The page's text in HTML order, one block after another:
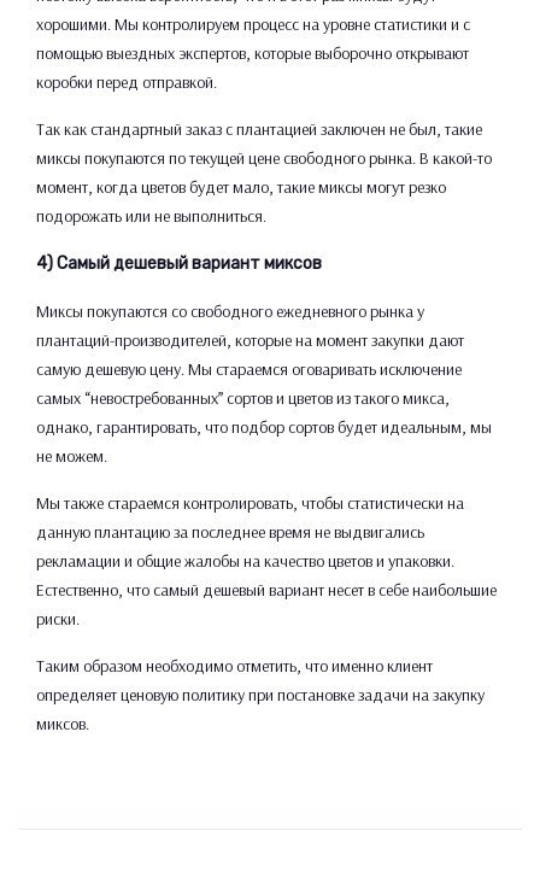
хорошими. Мы контролируем процесс на уровне статистики и с
помощью выездных экспертов, которые выборочно открывают
коробки перед отправкой.
Так как стандартный заказ с плантацией заключен не был, такие
миксы покупаются по текущей цене свободного рынка. В какой-то
момент, когда цветов будет мало, такие миксы могут резко
подорожать или не выполниться.
4) Самый дешевый вариант миксов
Миксы покупаются со свободного ежедневного рынка у
плантаций-производителей, которые на момент закупки дают
самую дешевую цену. Мы стараемся оговаривать исключение
самых “невостребованных” сортов и цветов из такого микса,
однако, гарантировать, что подбор сортов будет идеальным, мы
не можем.
Мы также стараемся контролировать, чтобы статистически на
данную плантацию за последнее время не выдвигались
рекламации и общие жалобы на качество цветов и упаковки.
Естественно, что самый дешевый вариант несет в себе наибольшие
риски.
Таким образом необходимо отметить, что именно клиент
определяет ценовую политику при постановке задачи на закупку
миксов.